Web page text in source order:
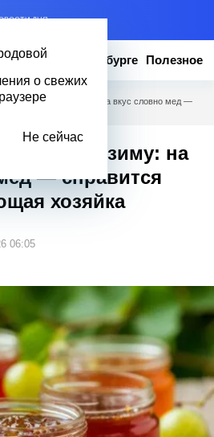
ДНЯ
о свежих
Не сейчас
Вопросы о Петербурге Полезное
крыжовника на зиму: на вкус словно мед —
на зиму: на
— справится
хозяйка
06:05